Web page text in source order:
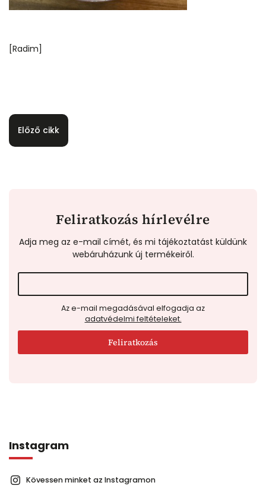
[Radim]
Előző cikk
Feliratkozás hírlevélre
Adja meg az e-mail címét, és mi tájékoztatást küldünk
webáruházunk új termékeiről.
adatvédelmi feltételeket.
Feliratkozás
Instagram
Kövessen minket az Instagramon